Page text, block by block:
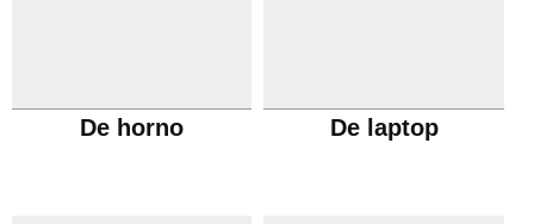
De horno De laptop